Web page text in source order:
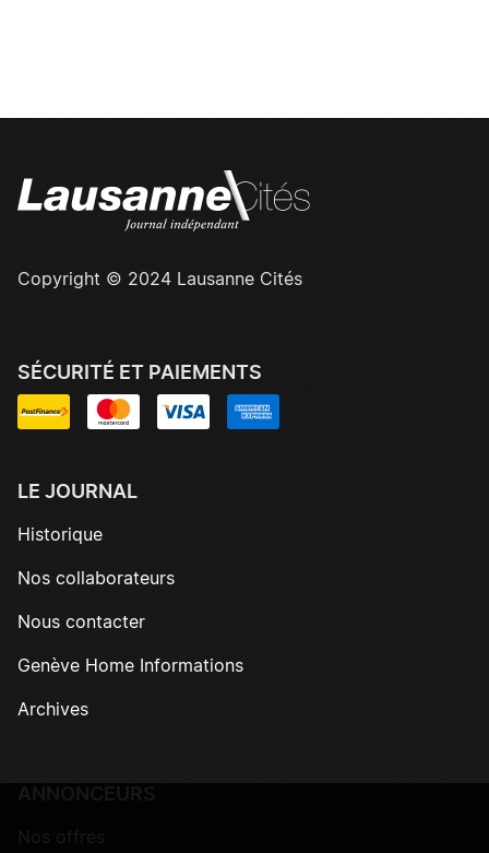
Copyright © 2024 Lausanne Cités
SÉCURITÉ ET PAIEMENTS
LE JOURNAL
Historique
Nos collaborateurs
Nous contacter
Genève Home Informations
Archives